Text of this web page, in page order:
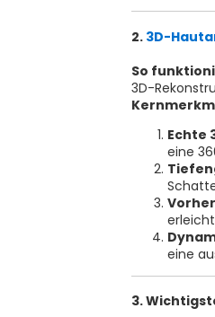
2. 3D-
So
3D-
Echte
eine
eine
3.